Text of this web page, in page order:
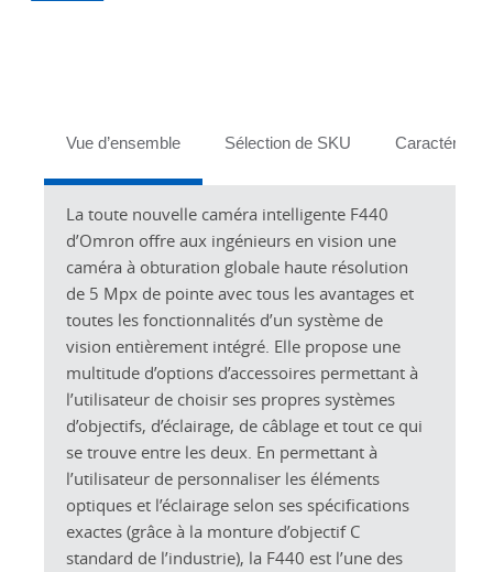
Vue d’ensemble Sélection de SKU
La toute nouvelle caméra intelligente F440
d’Omron offre aux ingénieurs en vision une
caméra à obturation globale haute résolution
de 5 Mpx de pointe avec tous les avantages et
toutes les fonctionnalités d’un système de
vision entièrement intégré. Elle propose une
multitude d’options d’accessoires permettant à
l’utilisateur de choisir ses propres systèmes
d’objectifs, d’éclairage, de câblage et tout ce qui
se trouve entre les deux. En permettant à
l’utilisateur de personnaliser les éléments
optiques et l’éclairage selon ses spécifications
exactes (grâce à la monture d’objectif C
standard de l’industrie), la F440 est l’une des